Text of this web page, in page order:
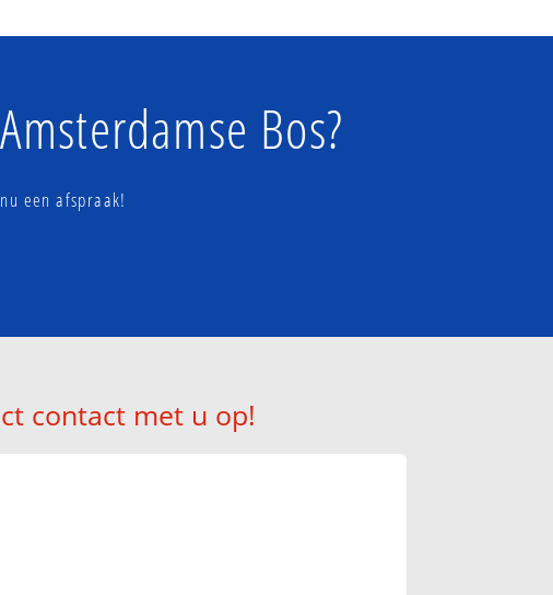
Bos?
een afspraak!
contact met u op!